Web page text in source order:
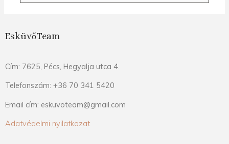
EsküvőTeam
Cím: 7625, Pécs, Hegyalja utca 4.
Telefonszám: +36 70 341 5420
Email cím: eskuvoteam@gmail.com
Adatvédelmi nyilatkozat